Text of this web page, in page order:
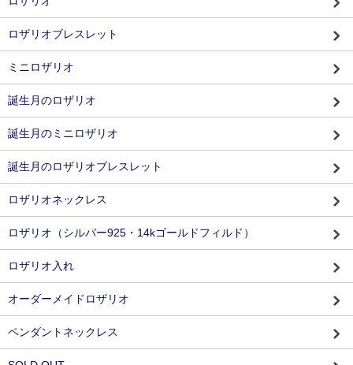
ロザリオブレスレット
ミニロザリオ
誕生月のロザリオ
誕生月のミニロザリオ
誕生月のロザリオブレスレット
ロザリオネックレス
ロザリオ（シルバー925・14kゴールドフィルド）
ロザリオ入れ
オーダーメイドロザリオ
ペンダントネックレス